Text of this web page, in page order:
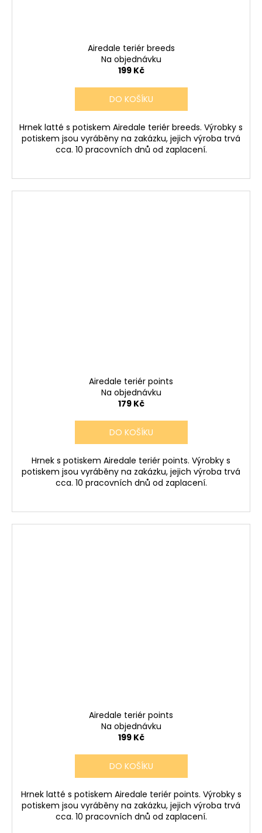
Airedale teriér breeds
Na objednávku
199 Kč
DO KOŠÍKU
Hrnek latté s potiskem Airedale teriér breeds. Výrobky s
potiskem jsou vyráběny na zakázku, jejich výroba trvá
cca. 10 pracovních dnů od zaplacení.
Airedale teriér points
Na objednávku
179 Kč
DO KOŠÍKU
Hrnek s potiskem Airedale teriér points. Výrobky s
potiskem jsou vyráběny na zakázku, jejich výroba trvá
cca. 10 pracovních dnů od zaplacení.
Airedale teriér points
Na objednávku
199 Kč
DO KOŠÍKU
Hrnek latté s potiskem Airedale teriér points. Výrobky s
potiskem jsou vyráběny na zakázku, jejich výroba trvá
cca. 10 pracovních dnů od zaplacení.